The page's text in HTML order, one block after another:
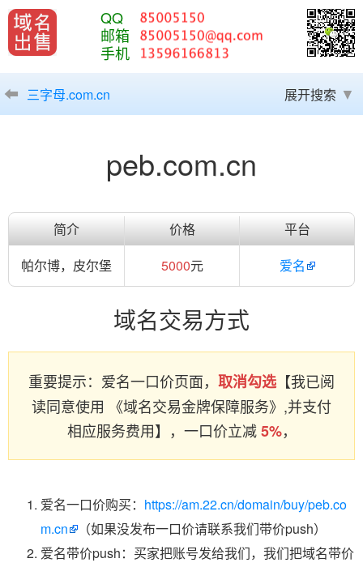
QQ
邮箱
手机
三字母.com.cn 展开搜索
peb.com.cn
简介 价格
平台
帕尔博，皮尔堡
5000元 爱名
域名交易方式
重要提示：爱名一口价页面， 取消勾选 【我已阅
读同意使用 《域名交易金牌保障服务》,并支付
相应服务费用】，一口价立减5%，
爱名一口价购买： https://am.22.cn/domain/buy/peb.co
m.cn
（如果没发布一口价请联系我们带价push）
爱名带价push：买家把账号发给我们，我们把域名带价